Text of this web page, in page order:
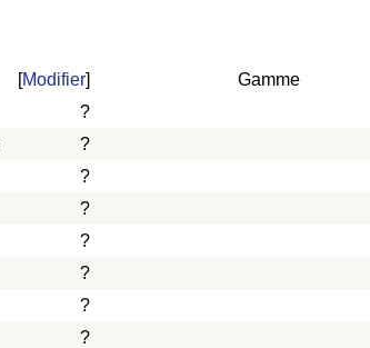
[Modifier]
Gamme
?
?
?
?
?
?
?
?